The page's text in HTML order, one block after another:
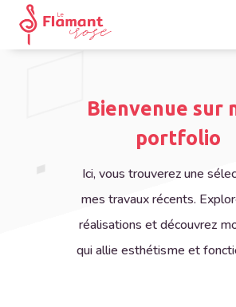
Bienvenue sur
portfolio
Ici, vous trouverez une
mes travaux récents.
réalisations et découvrez
qui allie esthétisme et